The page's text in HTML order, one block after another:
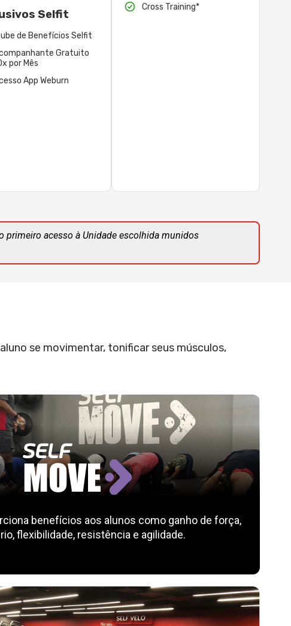
Selfit
de Benefícios Selfit
Gratuito
por Mês
App Weburn
Cross Training*
primeiro acesso à Unidade escolhida munidos
se movimentar, tonificar seus músculos,
benefícios aos alunos como ganho de força,
flexibilidade, resistência e agilidade.